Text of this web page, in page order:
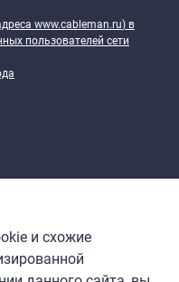
www.cableman.ru) в
пользователей сети
и схожие